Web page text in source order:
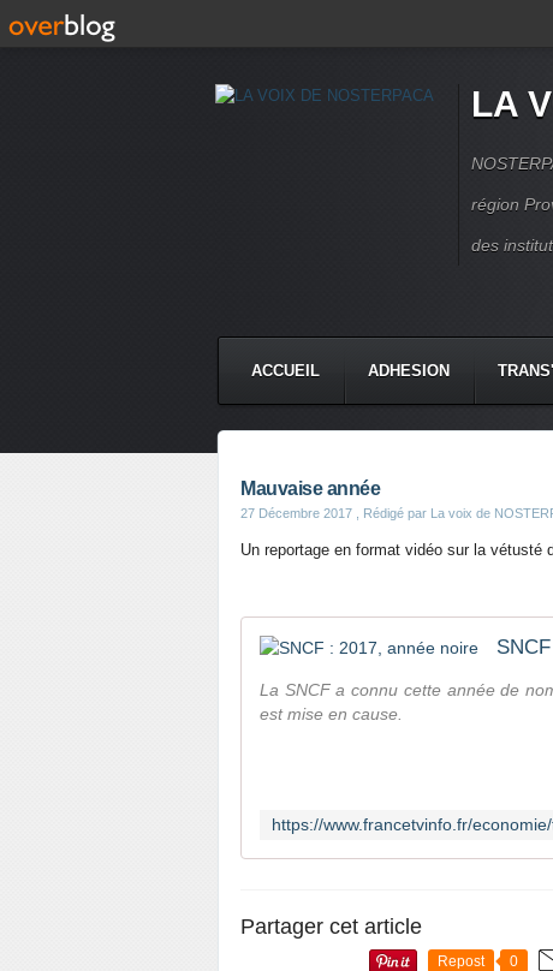
LA
région
des
ACCUEIL ADHESION
Mauvaise année
27 Décembre 2017 , Rédigé par La voix de
Un reportage en format vidéo sur la vétusté
La SNCF a connu cette année de
est mise en cause.
Partager cet article
Repost 0